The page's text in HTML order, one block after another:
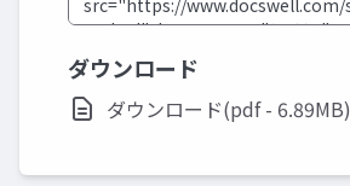
ダウンロード
ダウンロード(pdf - 6.89MB)